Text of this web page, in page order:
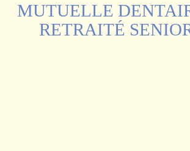
MUTUELLE
RETRAITÉ